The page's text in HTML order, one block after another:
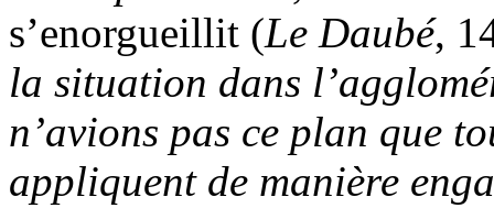
s’enorgueillit (Le Daubé,
la situation dans
n’avions pas ce plan que
appliquent de manière